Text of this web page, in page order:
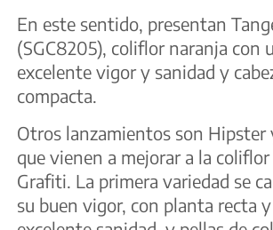
En este sentido, presentan
(SGC8205), coliflor naranja con
excelente vigor y sanidad y
compacta.
Otros lanzamientos son Hipster
que vienen a mejorar a la
Grafiti. La primera variedad se
su buen vigor, con planta recta y